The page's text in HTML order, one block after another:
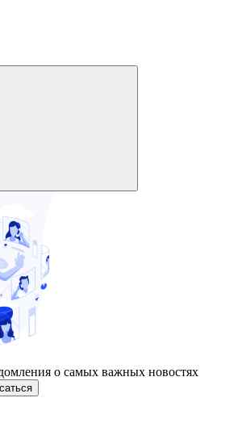
о самых важных новостях